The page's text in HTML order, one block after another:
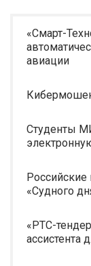
«Смарт-
авиации
Студенты
«Судного
«РТС-
ассистента